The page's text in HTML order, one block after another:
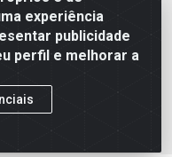
experiência
publicidade
perfil e melhorar a
se pela logística